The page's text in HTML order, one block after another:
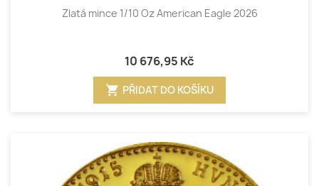
Zlatá mince 1/10 Oz American Eagle 2026
10 676,95 Kč
shopping_cart PŘIDAT DO KOŠÍKU